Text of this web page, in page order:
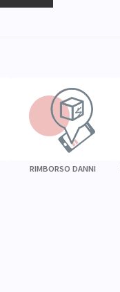
RIMBORSO DANNI